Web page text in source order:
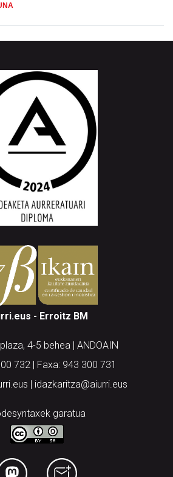
- Erroitz BM
4-5 behea | ANDOAIN
732 | Faxa: 943 300 731
| idazkaritza@aiurri.eus
garatua